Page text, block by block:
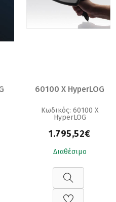
60100 X HyperLOG
Κωδικός: 60100 X
HyperLOG
1.795,52€
Διαθέσιμο